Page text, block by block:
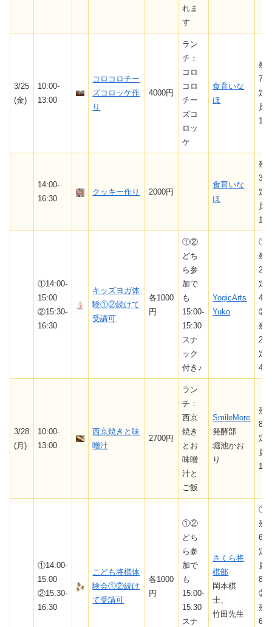
れま
す
3/25
(金)
10:00-
13:00
コロコロチー
ズコロッケ作
り
4000円
ラン
チ：
コロ
コロ
チー
ズコ
ロッ
ケ
食育いな
ほ
残
7/
定
員
10
14:00-
16:30
クッキー作り 2000円
食育いな
ほ
残
3/
定
員
10
①14:00-
15:00
②15:30-
16:30
キッズヨガ体
験①②続けて
受講可
各1000
円
①②
どち
ら参
加で
も
15:00-
15:30
スナ
ック
付き♪
YogicArts
Yuko
①
残
2/
定
4
②
残
2/
定
4
3/28
(月)
10:00-
13:00
西京焼きと味
噌汁
2700円
ラン
チ：
西京
焼き
とお
味噌
汁と
ご飯
SmileMore
発酵部
堀池かお
り
残
8/
定
員
10
①14:00-
15:00
②15:30-
16:30
こども将棋体
験会①②続け
て受講可
各1000
円
①②
どち
ら参
加で
も
15:00-
15:30
スナ
さくら将
棋部
岡本棋
士、
竹田先生
①
残
6/
定
員
8
②
残
6/